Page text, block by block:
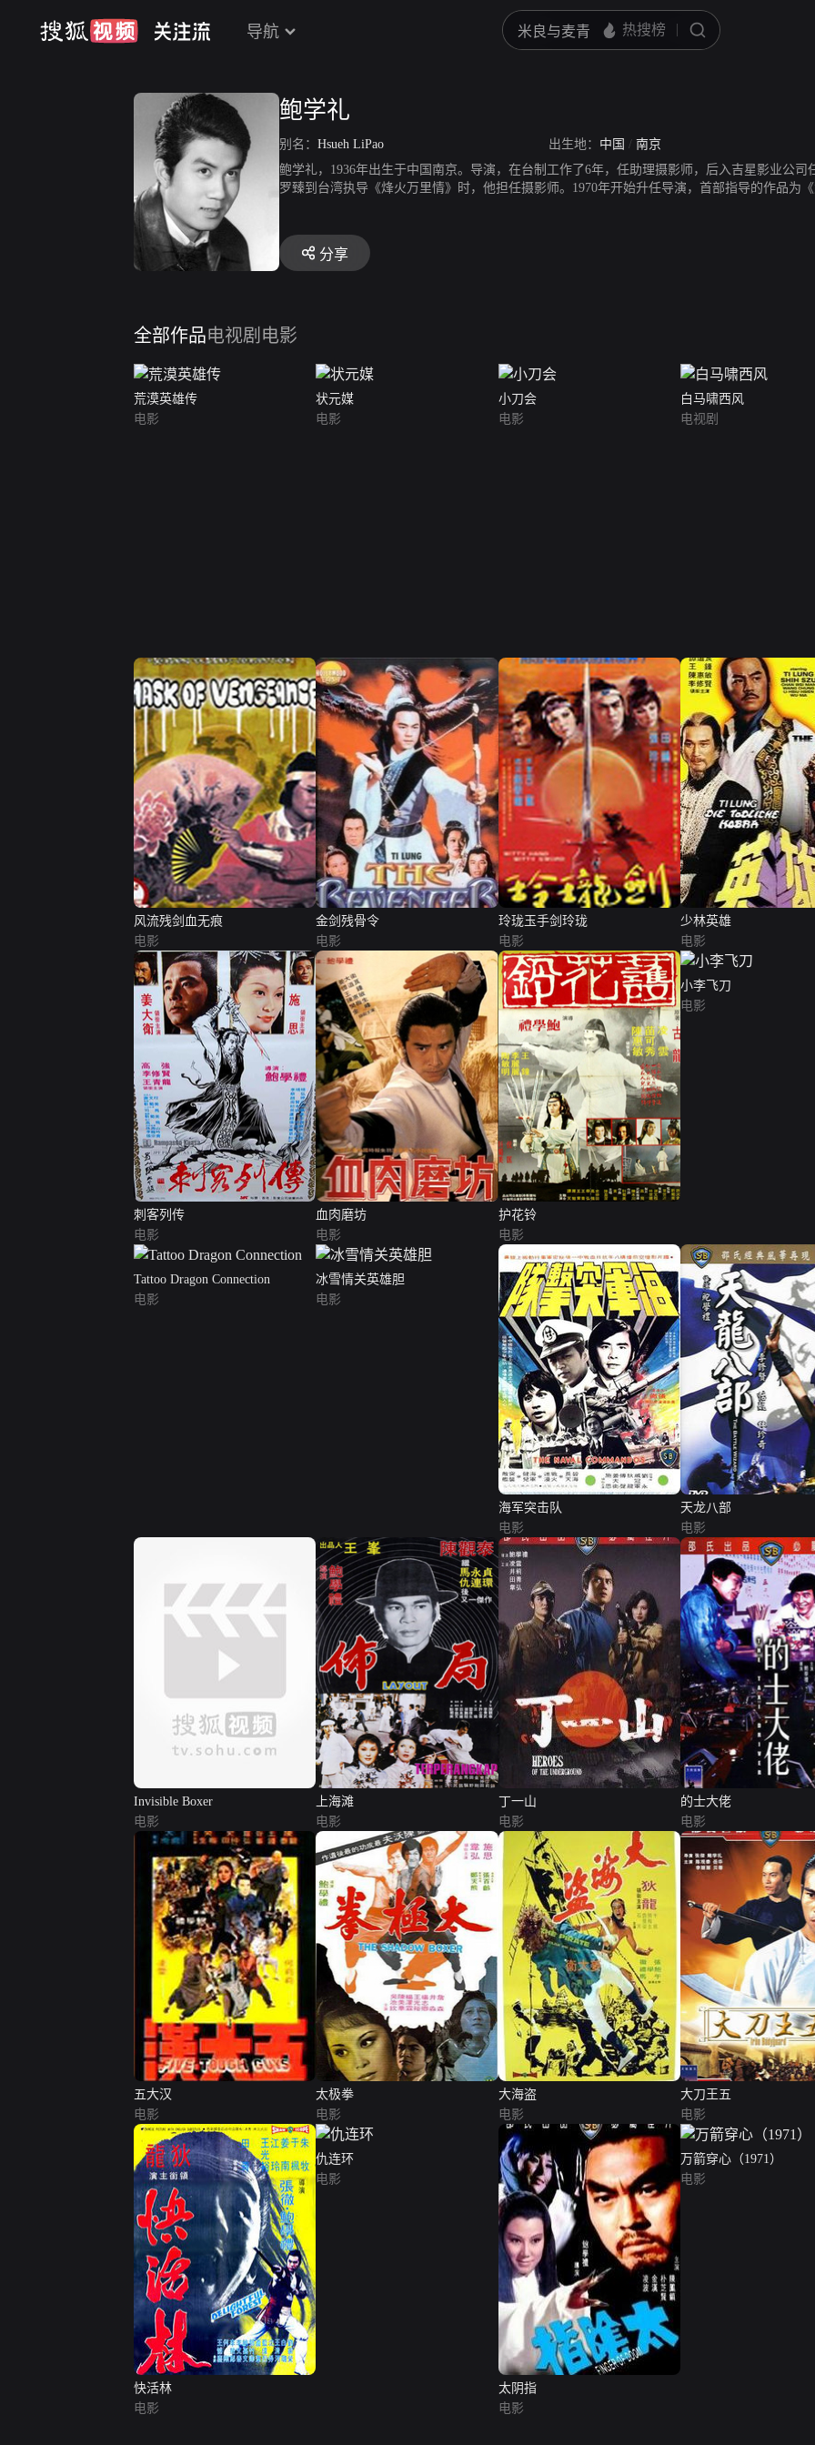
导航
鲍学礼
别名： Hsueh LiPao 出生地： 中国 / 南京
鲍学礼，1936年出生于中国南京。导演，在台制工作了6年，任助理摄影师，后入吉星影业公
罗臻到台湾执导《烽火万里情》时，他担任摄影师。1970年开始升任导演，首部指导的作品为
分享
全部作品电视剧 电影
荒漠英雄传
电影
状元媒
电影
小刀会
电影
白马啸西风
电视剧
风流残剑血无痕
电影
金剑残骨令
电影
玲珑玉手剑玲珑
电影
少林英雄
电影
刺客列传
电影
血肉磨坊
电影
护花铃
电影
小李飞刀
电影
Tattoo Dragon Connection
电影
冰雪情关英雄胆
电影
海军突击队
电影
天龙八部
电影
Invisible Boxer
电影
上海滩
电影
丁一山
电影
的士大佬
电影
五大汉
电影
太极拳
电影
大海盗
电影
大刀王五
电影
快活林
电影
仇连环
电影
太阴指
电影
万箭穿心（1971）
电影